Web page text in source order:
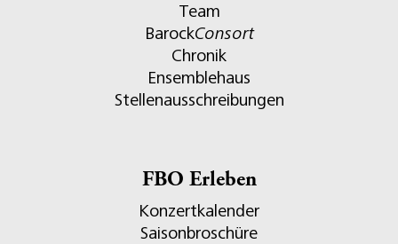
Team
BarockConsort
Chronik
Ensemblehaus
Stellenausschreibungen
FBO Erleben
Konzertkalender
Saisonbroschüre